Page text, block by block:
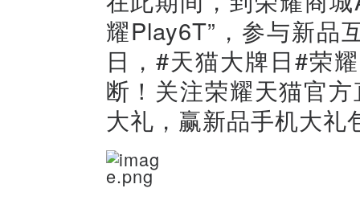
耀Play6T”，参与新品
日，#天猫大牌日#荣
断！关注荣耀天猫官
大礼，赢新品手机大礼